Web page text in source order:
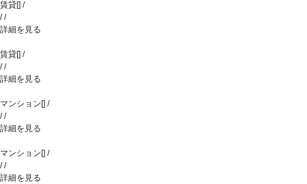
賃貸[] /
//
詳細を見る
賃貸[] /
//
詳細を見る
マンション [] /
//
詳細を見る
マンション [] /
//
詳細を見る